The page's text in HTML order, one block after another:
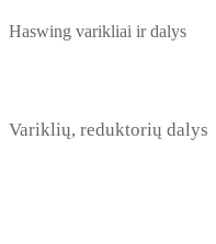
Haswing varikliai ir dalys
Variklių, reduktorių dalys